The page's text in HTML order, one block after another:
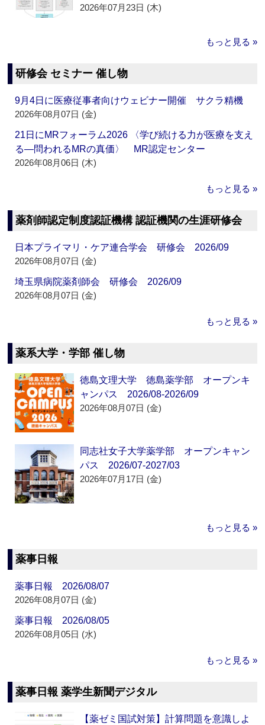
2026年07月23日 (木)
もっと見る »
研修会 セミナー 催し物
9月4日に医療従事者向けウェビナー開催 サクラ精機
2026年08月07日 (金)
21日にMRフォーラム2026 〈学び続ける力が医療を支え
る―問われるMRの真価〉 MR認定センター
2026年08月06日 (木)
もっと見る »
薬剤師認定制度認証機構 認証機関の生涯研修会
日本プライマリ・ケア連合学会 研修会 2026/09
2026年08月07日 (金)
埼玉県病院薬剤師会 研修会 2026/09
2026年08月07日 (金)
もっと見る »
薬系大学・学部 催し物
徳島文理大学 徳島薬学部 オープンキ
ャンパス 2026/08-2026/09
2026年08月07日 (金)
同志社女子大学薬学部 オープンキャン
パス 2026/07-2027/03
2026年07月17日 (金)
もっと見る »
薬事日報
薬事日報 2026/08/07
2026年08月07日 (金)
薬事日報 2026/08/05
2026年08月05日 (水)
もっと見る »
薬事日報 薬学生新聞デジタル
【薬ゼミ国試対策】計算問題を意識しよ